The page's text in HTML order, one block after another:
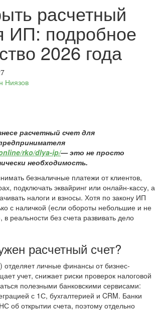
расчетный
ИП: подробное
2026 года
Ниязов
расчетный счет для
rko/dlya-ip/— это не просто
необходимость.
безналичные платежи от клиентов,
подключать эквайринг или онлайн-кассу, а
налоги и взносы. Хотя по закону ИП
с наличкой (если обороты небольшие и не
реальности без счета развивать дело
расчетный счет?
отделяет личные финансы от бизнес-
учет, снижает риски проверок налоговой
полезными банковскими сервисами:
с 1С, бухгалтерией и CRM. Банки
об открытии счета, поэтому отдельно